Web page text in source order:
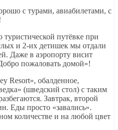
с турами, авиабилетами, с
туристической путёвке при
и 2-их детишек мы отдали
Даже в аэропорту висит
пожаловать домой»!
Resort», обалденное,
(шведский стол) с таким
Завтрак, второй
Еды просто «завались».
количестве и на любой цвет